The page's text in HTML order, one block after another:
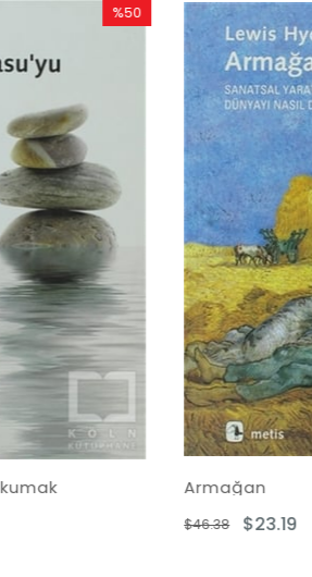
%50İndirim
Armağan
$23.19